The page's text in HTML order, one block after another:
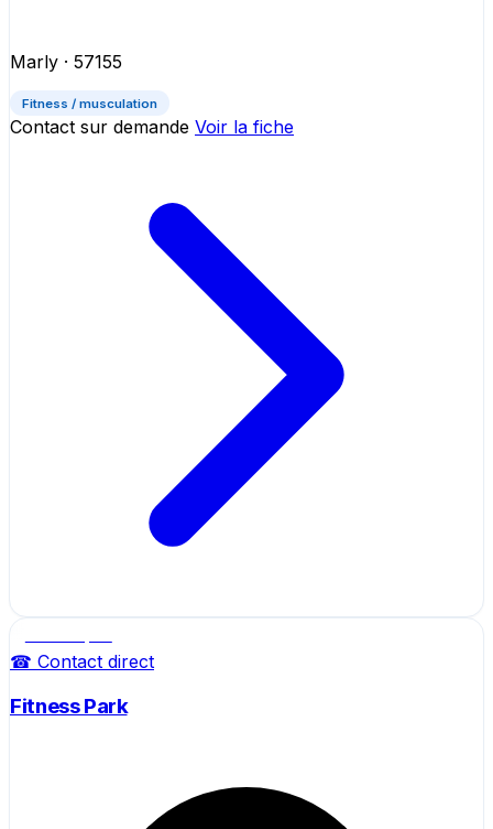
Marly · 57155
Fitness / musculation
Contact sur demande Voir la fiche
☎ Contact direct
Fitness Park